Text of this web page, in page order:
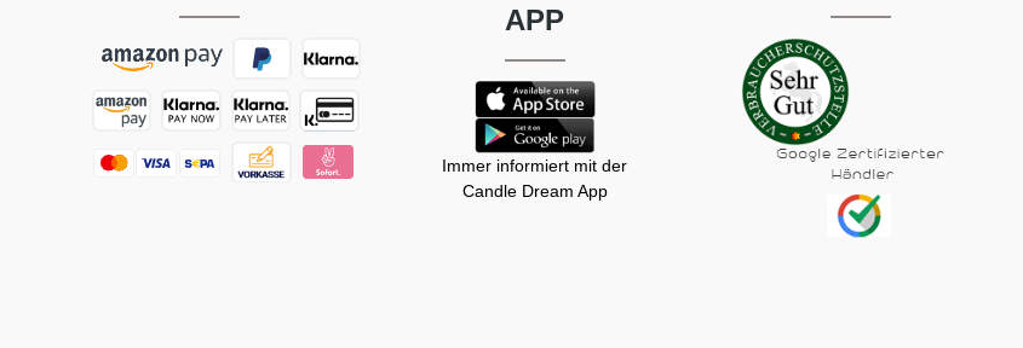
APP
Immer informiert mit der
Candle Dream App